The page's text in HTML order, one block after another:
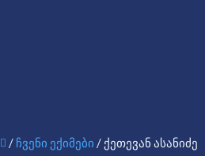
/ ჩვენი ექიმები / ქეთევან ასანიძე